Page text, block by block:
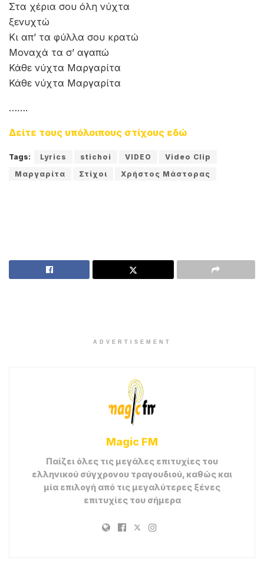
Στα χέρια σου όλη νύχτα
ξενυχτώ
Κι απ’ τα φύλλα σου κρατώ
Μοναχά τα σ’ αγαπώ
Κάθε νύχτα Μαργαρίτα
Κάθε νύχτα Μαργαρίτα
…….
Δείτε τους υπόλοιπους στίχους εδώ
Tags: Lyrics stichoi VIDEO
Video Clip
Μαργαρίτα
Στίχοι Χρήστος Μάστορας
ADVERTISEMENT
Magic FM
Παίζει όλες τις μεγάλες επιτυχίες του
ελληνικού σύγχρονου τραγουδιού, καθώς και
μία επιλογή από τις μεγαλύτερες ξένες
επιτυχίες του σήμερα